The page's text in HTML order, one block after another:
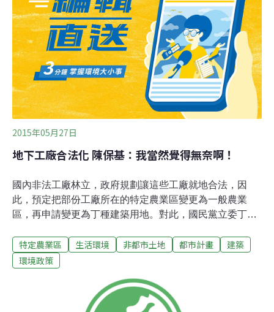
短」，高聲質問：「只須說明是否違法使用？」鄭和謝當
場靜默不語。農業局傍晚幫謝長勝發出聲明稿，澄清家具
館那塊地是祖產，1988年承租給一旁工廠，並向縣府工商
發展局申辦臨時工廠登記。餐廳則在2006年申請農牧用地
變更為特定目的事業用地，並取得變更許可證明，可申辦
興建房舍，均屬合法範圍且有案可查，絕無濫用私權。
2015年05月27日
地下工廠合法化 陳保基：我當然覺得無奈啊！
國內非法工廠林立，政府規劃讓這些工廠就地合法，因
此，預定把部份工廠所在的特定農業區變更為一般農業
區，再申請變更為丁種建築用地。對此，國民黨立委丁守
他們就地合法，根本是「削足適履」。農委會主委陳保基
則大聲回應，「我當然是覺得很無奈啊！」經濟部指出，
6萬多家，行政院特核定「輔導未登記工廠合法經營方
案」，其中，非都市計畫土地、特定農業區面積達2公頃
特定農業區 生活環境 非都市土地 都市計畫
建築
環境政策